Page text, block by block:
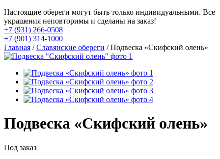
Настоящие обереги могут быть только индивидуальными. Все
украшения неповторимы и сделаны на заказ!
+7 (931) 266-0508
+7 (901) 314-1000
Главная /Славянские обереги / Подвеска «Скифский олень»
Подвеска «Скифский олень»
Под заказ